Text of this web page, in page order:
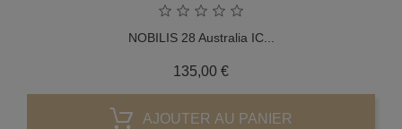
NOBILIS 28 Australia IC...
135,00 €Prix
AJOUTER AU PANIER